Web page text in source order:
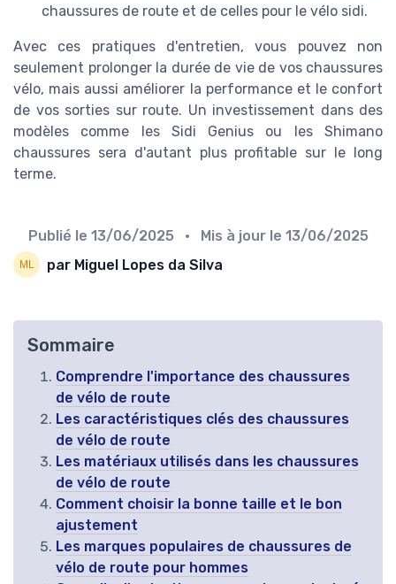
chaussures de route et de celles pour le vélo sidi.
Avec ces pratiques d'entretien, vous pouvez non
seulement prolonger la durée de vie de vos chaussures
vélo, mais aussi améliorer la performance et le confort
de vos sorties sur route. Un investissement dans des
modèles comme les Sidi Genius ou les Shimano
chaussures sera d'autant plus profitable sur le long
terme.
Publié le 13/06/2025 • Mis à jour le 13/06/2025
par Miguel Lopes da Silva
Sommaire
Comprendre l'importance des chaussures
de vélo de route
Les caractéristiques clés des chaussures
de vélo de route
Les matériaux utilisés dans les chaussures
de vélo de route
Comment choisir la bonne taille et le bon
ajustement
Les marques populaires de chaussures de
vélo de route pour hommes